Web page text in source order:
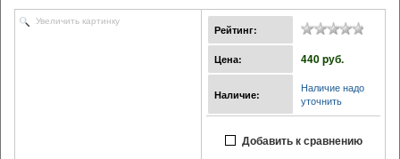
Увеличить картинку
Рейтинг:
Цена: 440 pуб.
Наличие:
Наличие надо
уточнить
Добавить к сравнению